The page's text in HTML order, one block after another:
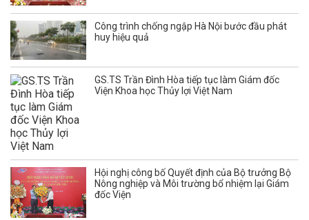
Công trình chống ngập Hà Nội bước đầu phát
huy hiệu quả
GS.TS Trần Đình Hòa tiếp tục làm Giám đốc
Viện Khoa học Thủy lợi Việt Nam
Hội nghị công bố Quyết định của Bộ trưởng Bộ
Nông nghiệp và Môi trường bổ nhiệm lại Giám
đốc Viện